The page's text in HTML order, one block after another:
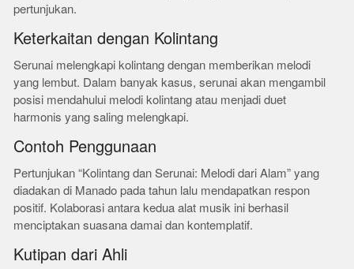
pertunjukan.
Keterkaitan dengan Kolintang
Serunai melengkapi kolintang dengan memberikan melodi
yang lembut. Dalam banyak kasus, serunai akan mengambil
posisi mendahului melodi kolintang atau menjadi duet
harmonis yang saling melengkapi.
Contoh Penggunaan
Pertunjukan “Kolintang dan Serunai: Melodi dari Alam” yang
diadakan di Manado pada tahun lalu mendapatkan respon
positif. Kolaborasi antara kedua alat musik ini berhasil
menciptakan suasana damai dan kontemplatif.
Kutipan dari Ahli